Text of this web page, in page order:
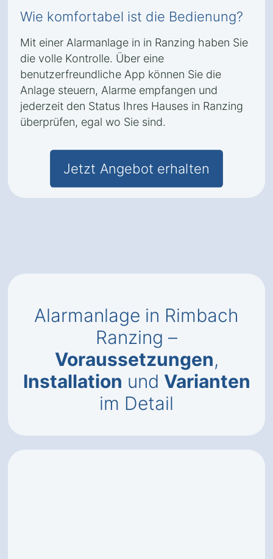
Wie komfortabel ist die Bedienung?
Mit einer Alarmanlage in in Ranzing haben Sie
die volle Kontrolle. Über eine
benutzerfreundliche App können Sie die
Anlage steuern, Alarme empfangen und
jederzeit den Status Ihres Hauses in Ranzing
überprüfen, egal wo Sie sind.
Jetzt Angebot erhalten
Alarmanlage in Rimbach
Ranzing –
Voraussetzungen,
Installation und Varianten
im Detail